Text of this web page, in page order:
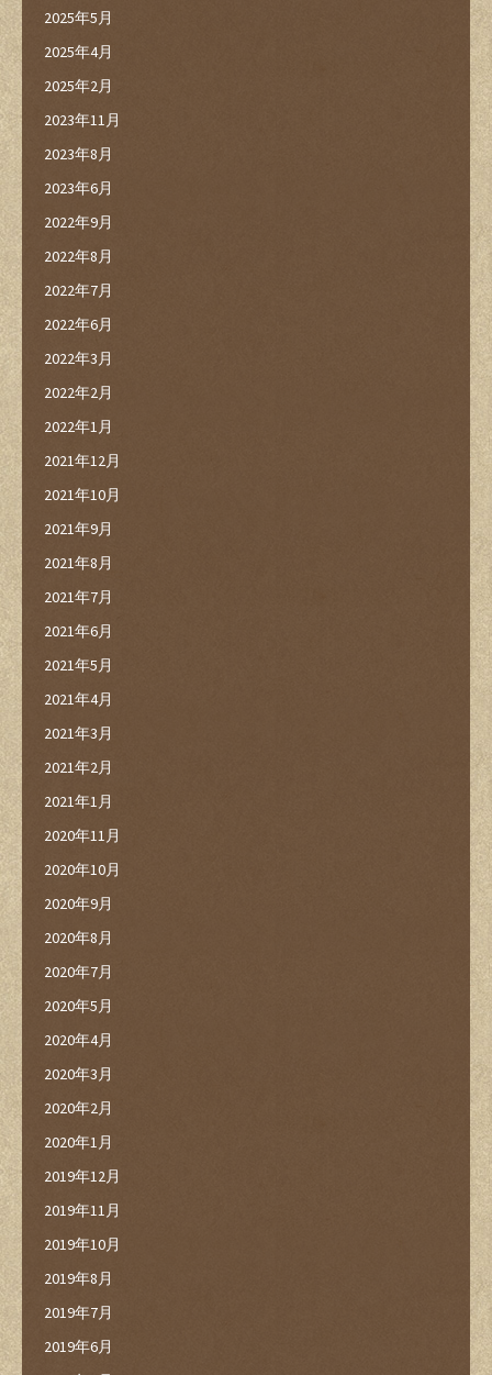
2025年5月
2025年4月
2025年2月
2023年11月
2023年8月
2023年6月
2022年9月
2022年8月
2022年7月
2022年6月
2022年3月
2022年2月
2022年1月
2021年12月
2021年10月
2021年9月
2021年8月
2021年7月
2021年6月
2021年5月
2021年4月
2021年3月
2021年2月
2021年1月
2020年11月
2020年10月
2020年9月
2020年8月
2020年7月
2020年5月
2020年4月
2020年3月
2020年2月
2020年1月
2019年12月
2019年11月
2019年10月
2019年8月
2019年7月
2019年6月